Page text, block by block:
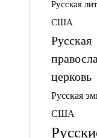
Русская
США
Русская
церковь
Русская
США